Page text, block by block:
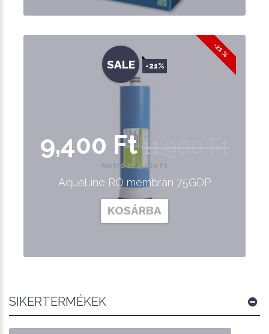
-21 %
SALE -21%
9,400 Ft11,900 Ft
Nettó ár: 7,402 Ft
AquaLine RO membrán 75GDP
KOSÁRBA
SIKERTERMÉKEK